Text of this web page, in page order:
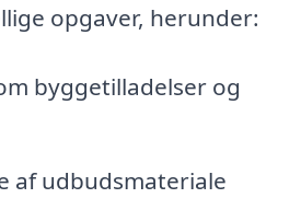
opgaver, herunder:
byggetilladelser og
af udbudsmateriale